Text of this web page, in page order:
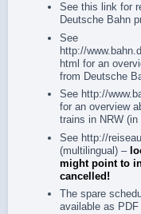
See this link for
Deutsche Bahn
See
http://
html for an
from Deutsche
See http://
for an overview
trains in NRW (in
See http://
(multilingual) –
might point to
cancelled!
The spare
available as PDF